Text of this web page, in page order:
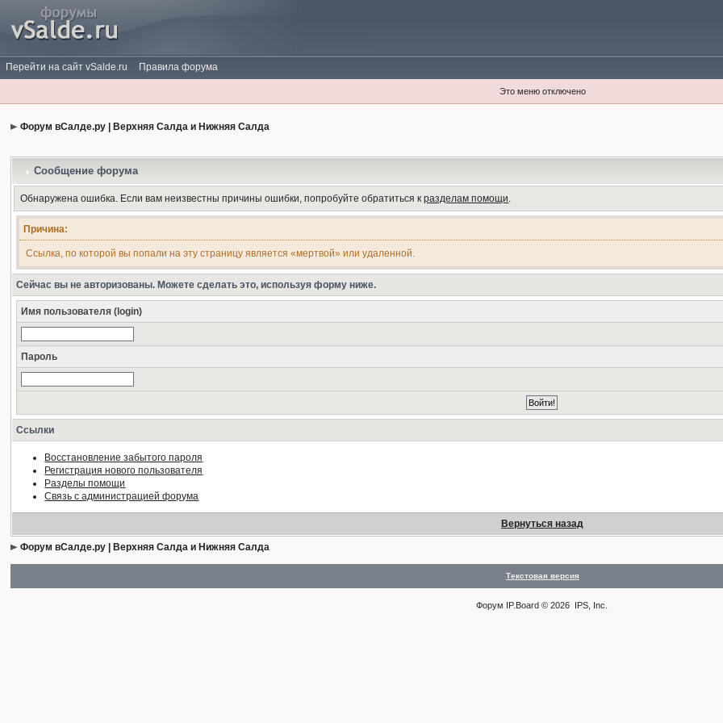
Перейти на сайт vSalde.ru Правила форума
Это меню отключено
Форум вСалде.ру | Верхняя Салда и Нижняя Салда
Сообщение форума
Обнаружена ошибка. Если вам неизвестны причины ошибки, попробуйте обратиться кразделам помощи.
Причина:
Ссылка, по которой вы попали на эту страницу является «мертвой» или удаленной.
Сейчас вы не авторизованы. Можете сделать это, используя форму ниже.
Имя пользователя (login)
Пароль
Ссылки
Восстановление забытого пароля
Регистрация нового пользователя
Разделы помощи
Связь с администрацией форума
Вернуться назад
Форум вСалде.ру | Верхняя Салда и Нижняя Салда
Текстовая версия
Форум IP.Board © 2026 IPS, Inc